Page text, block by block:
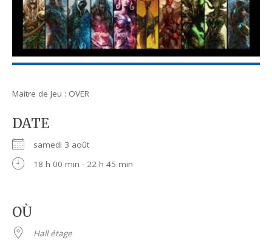
Maitre de Jeu : OVER
DATE
samedi 3 août
18 h 00 min - 22 h 45 min
OÙ
Hall étage